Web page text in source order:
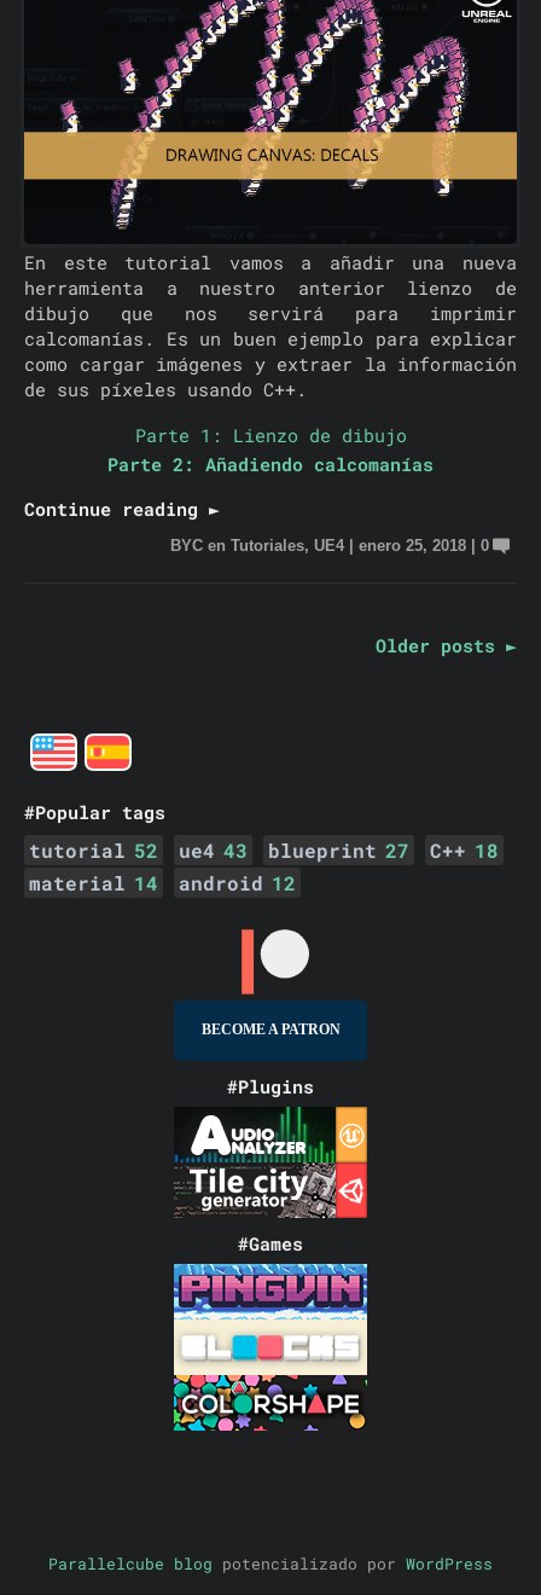
En este tutorial vamos a añadir una nueva
herramienta a nuestro anterior lienzo de
dibujo que nos servirá para imprimir
calcomanías. Es un buen ejemplo para explicar
como cargar imágenes y extraer la información
de sus píxeles usando C++.
Parte 1: Lienzo de dibujo
Parte 2: Añadiendo calcomanías
Continue reading ►
BYC en Tutoriales, UE4 enero 25, 2018 0
Older posts ►
#Popular tags
tutorial 52 ue4 43 blueprint 27 C++ 18
material 14 android 12
BECOME A PATRON
#Plugins
#Games
Parallelcube blog potencializado por WordPress